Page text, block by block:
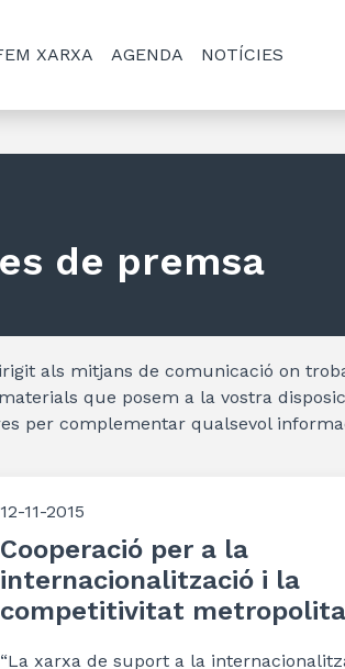
XARXA AGENDA NOTÍCIES
de premsa
als mitjans de comunicació on
que posem a la vostra
per complementar qualsevol
12-11-2015
Cooperació per a la
internacionalització i la
competitivitat
“La xarxa de suport a la